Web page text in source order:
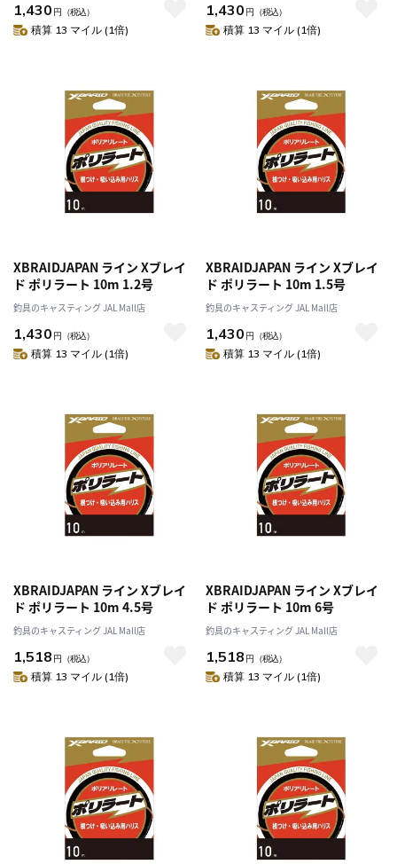
1,430 円 （税込）
積算 13 マイル (1倍)
1,430 円 （税込）
積算 13 マイル (1倍)
XBRAIDJAPAN ライン Xブレイ
ド ポリラート 10m 1.2号
釣具のキャスティング JAL Mall店
1,430 円 （税込）
積算 13 マイル (1倍)
XBRAIDJAPAN ライン Xブレイ
ド ポリラート 10m 1.5号
釣具のキャスティング JAL Mall店
1,430 円 （税込）
積算 13 マイル (1倍)
XBRAIDJAPAN ライン Xブレイ
ド ポリラート 10m 4.5号
釣具のキャスティング JAL Mall店
1,518 円 （税込）
積算 13 マイル (1倍)
XBRAIDJAPAN ライン Xブレイ
ド ポリラート 10m 6号
釣具のキャスティング JAL Mall店
1,518 円 （税込）
積算 13 マイル (1倍)